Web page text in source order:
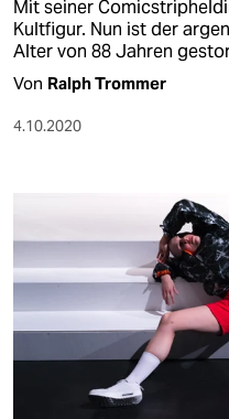
Mit seiner
Kultfigur. Nun ist der
Alter von 88 Jahren
Von Ralph Trommer
4.10.2020